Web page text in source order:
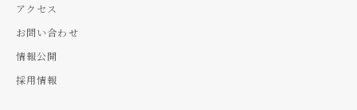
アクセス
お問い合わせ
情報公開
採用情報